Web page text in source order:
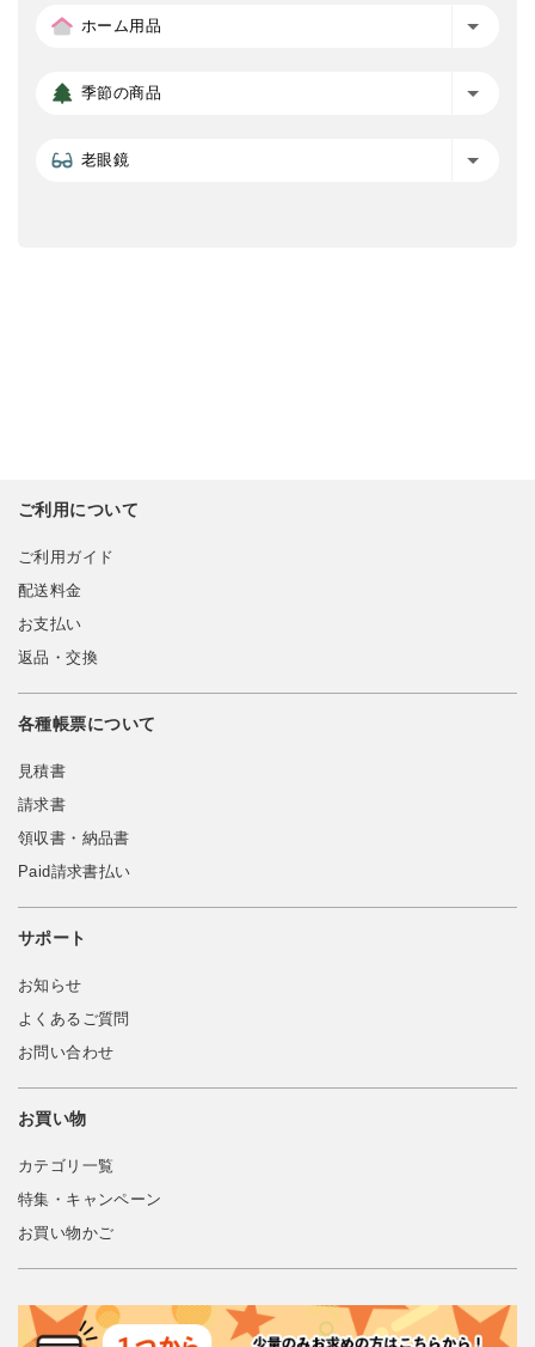
ホーム用品
季節の商品
老眼鏡
ご利用について
ご利用ガイド
配送料金
お支払い
返品・交換
各種帳票について
見積書
請求書
領収書・納品書
Paid請求書払い
サポート
お知らせ
よくあるご質問
お問い合わせ
お買い物
カテゴリ一覧
特集・キャンペーン
お買い物かご